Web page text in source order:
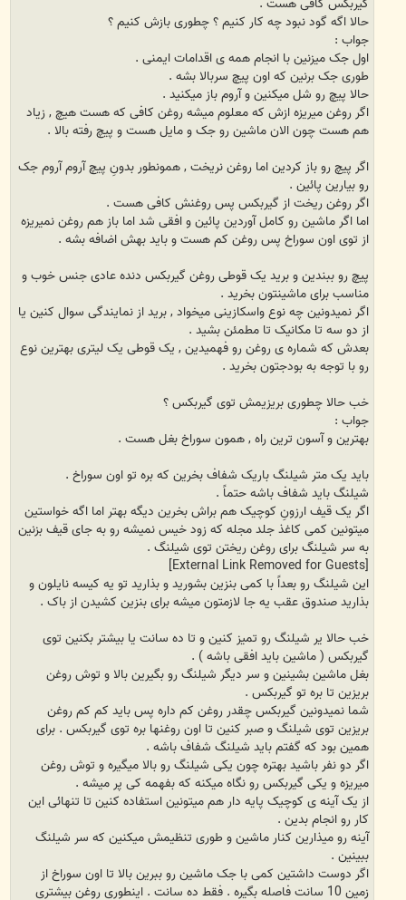
حالا اگه گود نبود چه کار کنیم ؟ چطوری بازش کنیم ؟
جواب :
اول جک میزنین با انجام همه ی اقدامات ایمنی .
طوری جک برنین که اون پیچ سربالا بشه .
حالا پیچ رو شل میکنین و آروم باز میکنید .
اگر روغن میریزه ازش که معلوم میشه روغن کافی که هست هیچ , زیاد
هم هست چون الان ماشین رو جک و مایل هست و پیچ رفته بالا .
اگر پیچ رو باز کردین اما روغن نریخت , همونطور بدونِ پیچ آروم آروم جک
رو بیارین پائین .
اگر روغن ریخت از گیربکس پس روغنش کافی هست .
اما اگر ماشین رو کامل آوردین پائین و افقی شد اما باز هم روغن نمیریزه
از توی اون سوراخ پس روغن کم هست و باید بهش اضافه بشه .
پیچ رو ببندین و برید یک قوطی روغن گیربکس دنده عادی جنس خوب و
مناسب برای ماشینتون بخرید .
اگر نمیدونین چه نوع واسکازینی میخواد , برید از نمایندگی سوال کنین یا
از دو سه تا مکانیک تا مطمئن بشید .
بعدش که شماره ی روغن رو فهمیدین , یک قوطی یک لیتری بهترین نوع
رو با توجه به بودجتون بخرید .
خب حالا چطوری بریزیمش توی گیربکس ؟
جواب :
بهترین و آسون ترین راه , همون سوراخ بغل هست .
باید یک متر شیلنگ باریک شفاف بخرین که بره تو اون سوراخ .
شیلنگ باید شفاف باشه حتماً .
اگر یک قیف ارزونِ کوچیک هم براش بخرین دیگه بهتر اما اگه خواستین
میتونین کمی کاغذ جلد مجله که زود خیس نمیشه رو به جای قیف بزنین
به سر شیلنگ برای روغن ریختن توی شیلنگ .
این شیلنگ رو بعداً با کمی بنزین بشورید و بذارید تو یه کیسه نایلون و
بذارید صندوق عقب یه جا لازمتون میشه برای بنزین کشیدن از باک .
خب حالا یر شیلنگ رو تمیز کنین و تا ده سانت یا بیشتر بکنین توی
گیربکس ( ماشین باید افقی باشه ) .
بغل ماشین بشینین و سر دیگر شیلنگ رو بگیرین بالا و توش روغن
بریزین تا بره تو گیربکس .
شما نمیدونین گیربکس چقدر روغن کم داره پس باید کم کم روغن
بریزین توی شیلنگ و صبر کنین تا اون روغنها بره توی گیربکس . برای
همین بود که گفتم باید شیلنگ شفاف باشه .
اگر دو نفر باشید بهتره چون یکی شیلنگ رو بالا میگیره و توش روغن
میریزه و یکی گیربکس رو نگاه میکنه که بفهمه کی پر میشه .
از یک آینه ی کوچیک پایه دار هم میتونین استفاده کنین تا تنهائی این
کار رو انجام بدین .
آینه رو میذارین کنار ماشین و طوری تنظیمش میکنین که سر شیلنگ
ببینین .
اگر دوست داشتین کمی با جک ماشین رو ببرین بالا تا اون سوراخ از
زمین 10 سانت فاصله بگیره . فقط ده سانت . اینطوری روغن بیشتری